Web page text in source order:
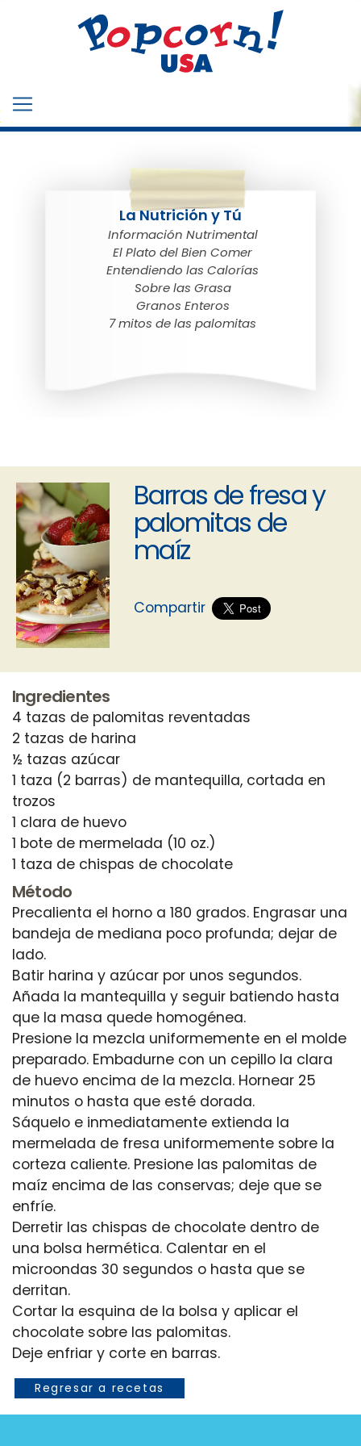
La Nutrición y Tú
Información Nutrimental
El Plato del Bien Comer
Entendiendo las Calorías
Sobre las Grasa
Granos Enteros
7 mitos de las palomitas
Barras de fresa y
palomitas de
maíz
Compartir
Ingredientes
4 tazas de palomitas reventadas
2 tazas de harina
½ tazas azúcar
1 taza (2 barras) de mantequilla, cortada en
trozos
1 clara de huevo
1 bote de mermelada (10 oz.)
Método
Precalienta el horno a 180 grados. Engrasar una
bandeja de mediana poco profunda; dejar de
lado.
Batir harina y azúcar por unos segundos.
Añada la mantequilla y seguir batiendo hasta
que la masa quede homogénea.
Presione la mezcla uniformemente en el molde
preparado. Embadurne con un cepillo la clara
de huevo encima de la mezcla. Hornear 25
minutos o hasta que esté dorada.
Sáquelo e inmediatamente extienda la
mermelada de fresa uniformemente sobre la
corteza caliente. Presione las palomitas de
maíz encima de las conservas; deje que se
enfríe.
Derretir las chispas de chocolate dentro de
una bolsa hermética. Calentar en el
microondas 30 segundos o hasta que se
derritan.
Cortar la esquina de la bolsa y aplicar el
chocolate sobre las palomitas.
Regresar a recetas